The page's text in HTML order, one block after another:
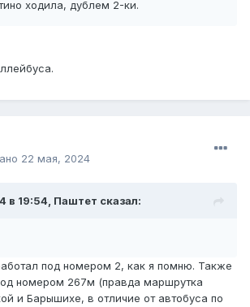
ходила, дублем 2-ки.
22 мая, 2024
в 19:54, Паштет сказал:
под номером 2, как я помню. Также
номером 267м (правда маршрутка
и Барышихе, в отличие от автобуса по